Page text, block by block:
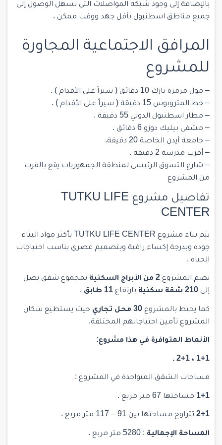
بالإضافة إلى وجود شبكة المواصلات التي تسهل الوصول إلى
جميع مناطق اسطنبول بأقل جهد ووقت ممكن .
المرافق الاجتماعية المجاورة
للمشروع
– مول مرمرة بارك 10 دقائق ( سيراً على الأقدام ) .
– خط المتروبوس 15 دقيقة ( سيراً على الأقدام ) .
– مطار اسطنبول الدولي 55 دقيقة .
– مشفى بيليك دوزو 6 دقائق .
– جامعة أيدن الخاصة 20 دقيقة.
– أقرب مدرسة 2 دقيقة .
– شارع التسوق الرئيسي لمنطقة الجمهوريات يقع بالقرب
من المشروع
تفاصيل مشروع TUTKU LIFE
CENTER
يتم بناء مشروع
TUTKU LIFE CENTER بأكثر مواد البناء
جودة وبدرجة إكساء راقية وبتصميم عصري يناسب احتياجات
الحياة .
يضم المشروع 2 من الأبراج السكنية
بمجموع شقق يصل
إلى 210 شقة سكنية بارتفاع 11 طابق .
كما يحيط بالمشروع 30 محل تجاري
حيث يستطيع سكان
المشروع تأمين احتياجاتهم المختلفة.
الأنماط المتوافرة في هذا مشروع:
1+1 ، 2+1 .
مساحات الشقق المتواجدة في المشروع :
1+1 مساحتها 67 متر مربع .
2+1 تتراوح مساحتها بين 91 – 117 متر مربع .
المساحة الإجمالية : 5280 متر مربع .